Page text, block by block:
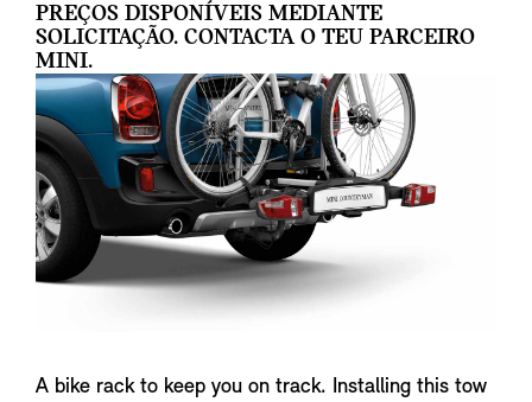
PREÇOS DISPONÍVEIS MEDIANTE
SOLICITAÇÃO. CONTACTA O TEU PARCEIRO
MINI.
A bike rack to keep you on track. Installing this tow